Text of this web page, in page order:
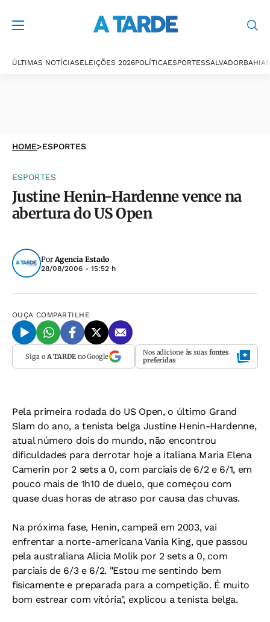
ÚLTIMAS NOTÍCIASELEIÇÕES 2026POLÍTICAESPORTESSALVADORBAHIA
HOME>ESPORTES
ESPORTES
Justine Henin-Hardenne vence na
abertura do US Open
PorAgencia Estado
28/08/2006 - 15:52 h
OUÇA COMPARTILHE
Siga o A TARDEno Google Nos adicione às suas fontes
preferidas
Pela primeira rodada do US Open, o último Grand
Slam do ano, a tenista belga Justine Henin-Hardenne,
atual número dois do mundo, não encontrou
dificuldades para derrotar hoje a italiana Maria Elena
Camerin por 2 sets a 0, com parciais de 6/2 e 6/1, em
pouco mais de 1h10 de duelo, que começou com
quase duas horas de atraso por causa das chuvas.
Na próxima fase, Henin, campeã em 2003, vai
enfrentar a norte-americana Vania King, que passou
pela australiana Alicia Molik por 2 sets a 0, com
parciais de 6/3 e 6/2. "Estou me sentindo bem
fisicamente e preparada para a competição. É muito
bom estrear com vitória", explicou a tenista belga.